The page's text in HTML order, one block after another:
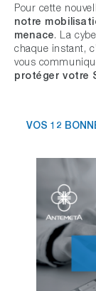
Pour cette
notre
menace. La
chaque instant,
vous
protéger votre
VOS 12